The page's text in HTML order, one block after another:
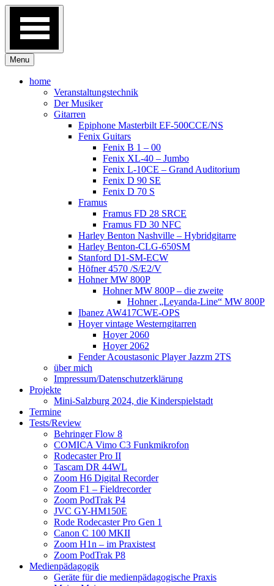
Skip
content
Menu
home
Veranstaltungstechnik
Der Musiker
Gitarren
Epiphone Masterbilt EF-500CCE/NS
Fenix Guitars
Fenix B 1 – 00
Fenix XL-40 – Jumbo
Fenix L-10CE – Grand Auditorium
Fenix D 90 SE
Fenix D 70 S
Framus
Framus FD 28 SRCE
Framus FD 30 NFC
Harley Benton Nashville – Hybridgitarre
Harley Benton-CLG-650SM
Stanford D1-SM-ECW
Höfner 4570 /S/E2/V
Hohner MW 800P
Hohner MW 800P – die zweite
Hohner „Leyanda-Line“ MW 800P
Ibanez AW417CWE-OPS
Hoyer vintage Westerngitarren
Hoyer 2060
Hoyer 2062
Fender Acoustasonic Player Jazzm 2TS
über mich
Impressum/Datenschutzerklärung
Projekte
Mini-Salzburg 2024, die Kinderspielstadt
Termine
Tests/Review
Behringer Flow 8
COMICA Vimo C3 Funkmikrofon
Rodecaster Pro II
Tascam DR 44WL
Zoom H6 Digital Recorder
Zoom F1 – Fieldrecorder
Zoom PodTrak P4
JVC GY-HM150E
Rode Rodecaster Pro Gen 1
Canon C 100 MKII
Zoom H1n – im Praxistest
Zoom PodTrak P8
Medienpädagogik
Geräte für die medienpädagogische Praxis